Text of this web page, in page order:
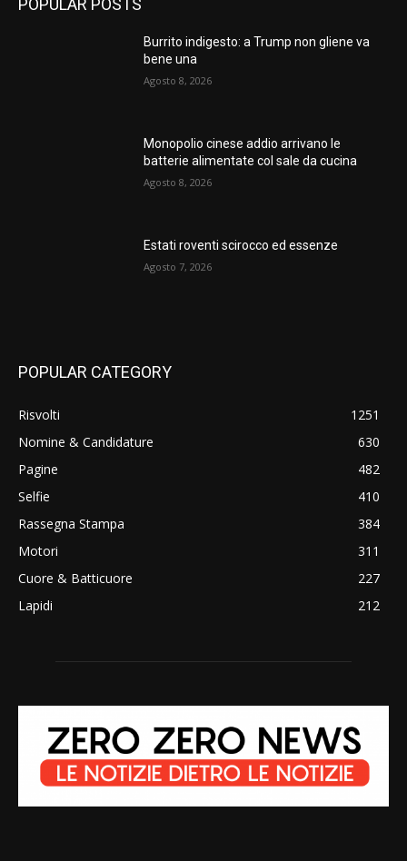
POPULAR POSTS
Burrito indigesto: a Trump non gliene va
bene una
Agosto 8, 2026
Monopolio cinese addio arrivano le
batterie alimentate col sale da cucina
Agosto 8, 2026
Estati roventi scirocco ed essenze
Agosto 7, 2026
POPULAR CATEGORY
Risvolti
1251
Nomine & Candidature
630
Pagine
482
Selfie
410
Rassegna Stampa
384
Motori
311
Cuore & Batticuore
227
Lapidi
212